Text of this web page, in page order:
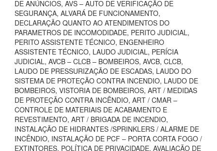
DE ANÚNCIOS, AVS – AUTO DE VERIFICAÇÃO DE
SEGURANÇA, ALVARÁ DE FUNCIONAMENTO,
DECLARAÇÃO QUANTO AO ATENDIMENTOS DO
PARAMETROS DE INCOMODIDADE, PERITO JUDICIAL,
PERITO ASSISTENTE TÉCNICO, ENGENHEIRO
ASSISTENTE TÉCNICO, LAUDO JUDICIAL, PERÍCIA
JUDICIAL, AVCB – CLCB – BOMBEIROS, AVCB, CLCB,
LAUDO DE PRESSURIZAÇÃO DE ESCADAS, LAUDO DO
SISTEMA DE PROTEÇÃO CONTRA INCENDIO, LAUDO DE
BOMBEIROS, VISTORIA DE BOMBEIROS, ART / MEDIDAS
DE PROTEÇÃO CONTRA INCÊNDIO, ART / CMAR –
CONTROLE DE MATERIAIS DE ACABAMENTO E
REVESTIMENTO, ART / BRIGADA DE INCENDIO,
INSTALAÇÃO DE HIDRANTES /SPRINKLERS / ALARME DE
INCÊNDIO, INSTALAÇÃO DE PCF – PORTA CORTA FOGO /
EXTINTORES, POLÍTICA DE PRIVACIDADE, AVALIAÇÃO DE